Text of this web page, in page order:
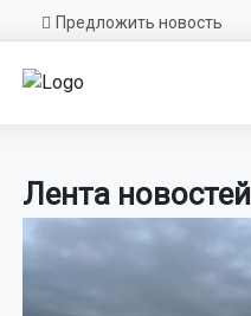
Предложить новость
Лента новостей